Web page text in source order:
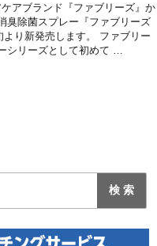
アブランド『ファブリーズ』か
臭除菌スプレー『ファブリーズ
より新発売します。 ファブリー
シリーズとして初めて …